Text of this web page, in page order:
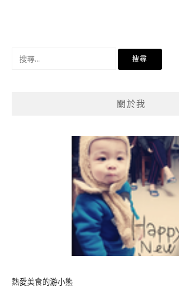
關於我
熱愛美食的游小熊